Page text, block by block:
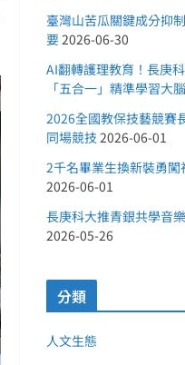
臺灣山苦瓜關鍵成分抑
要2026-06-30
AI翻轉護理教育！長庚
「五合一」精準學習大腦
2026全國教保技藝競
同場競技 2026-06-01
2千名畢業生換新裝勇
2026-06-01
長庚科大推青銀共學音
2026-05-26
分類
人文生態